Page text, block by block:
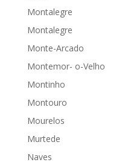
Montalegre
Montalegre
Monte-Arcado
Montemor- o-Velho
Montinho
Montouro
Mourelos
Murtede
Naves